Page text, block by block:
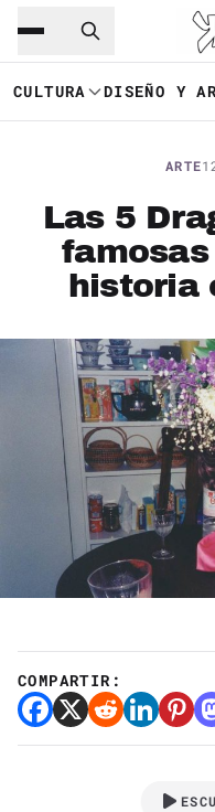
Saltar al contenido
CULTURA DISEÑO Y
ARTE
Las 5
historia
COMPARTIR: